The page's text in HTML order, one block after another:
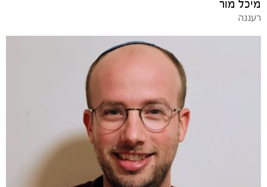
מיכל מור
רעננה